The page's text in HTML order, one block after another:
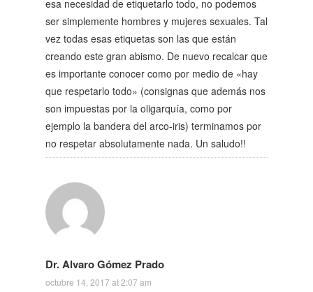
esa necesidad de etiquetarlo todo, no podemos
ser simplemente hombres y mujeres sexuales. Tal
vez todas esas etiquetas son las que están
creando este gran abismo. De nuevo recalcar que
es importante conocer como por medio de «hay
que respetarlo todo» (consignas que además nos
son impuestas por la oligarquía, como por
ejemplo la bandera del arco-iris) terminamos por
no respetar absolutamente nada. Un saludo!!
Dr. Alvaro Gómez Prado
octubre 14, 2017 at 2:07 am